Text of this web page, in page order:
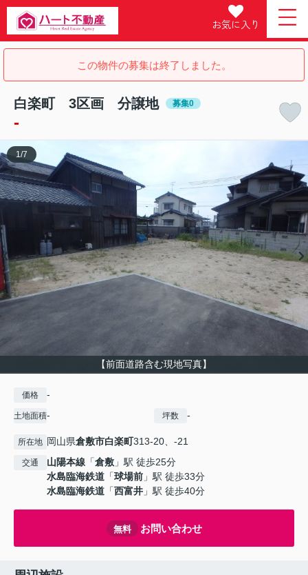
お気に入り
この物件の募集は終了しました。
白楽町 3区画 分譲地 募集0
-
【前面道路含む現地写真】
1 /7
価格 -
土地面積- 坪数 -
所在地 岡山県倉敷市白楽町313-20、-21
交通 山陽本線 「倉敷 」駅 徒歩25分
水島臨海鉄道 「球場前 」駅 徒歩33分
水島臨海鉄道 「西富井 」駅 徒歩40分
無料 お問い合わせ